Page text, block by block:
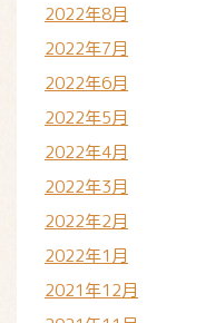
2022年8月
2022年7月
2022年6月
2022年5月
2022年4月
2022年3月
2022年2月
2022年1月
2021年12月